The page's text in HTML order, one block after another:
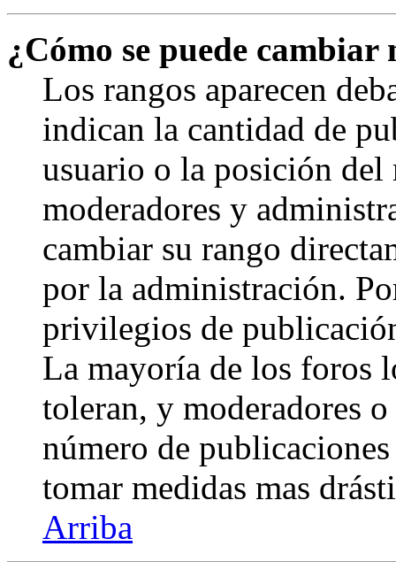
¿Cómo se puede cambiar
Los rangos aparecen
indican la cantidad de
usuario o la posición
moderadores y
cambiar su rango
por la administración.
privilegios de
La mayoría de los foros
toleran, y moderadores
número de
tomar medidas mas
Arriba